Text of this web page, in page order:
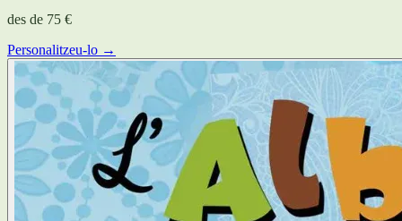
des de 75 €
Personalitzeu-lo →